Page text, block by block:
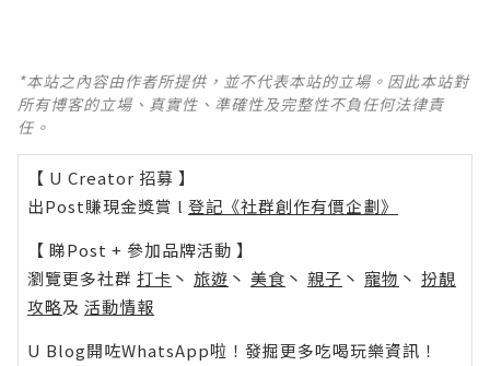
*本站之內容由作者所提供，並不代表本站的立場。因此本站對
所有博客的立場、真實性、準確性及完整性不負任何法律責
任。
【 U Creator 招募 】
出Post賺現金獎賞 l 登記《社群創作有價企劃》
【 睇Post + 參加品牌活動 】
瀏覽更多社群 打卡 丶 旅遊 丶 美食 丶 親子 丶 寵物 丶 扮靚
攻略及 活動情報
U Blog開咗WhatsApp啦！發掘更多吃喝玩樂資訊！